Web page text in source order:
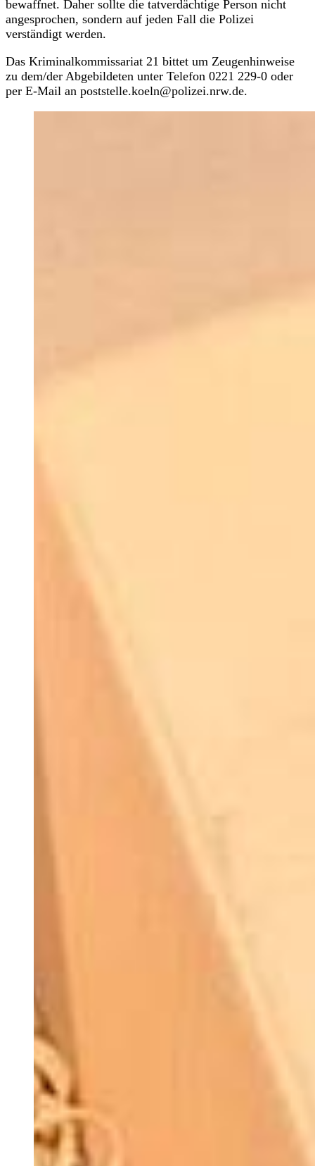
bewaffnet. Daher sollte die tatverdächtige Person nicht
angesprochen, sondern auf jeden Fall die Polizei
verständigt werden.
Das Kriminalkommissariat 21 bittet um Zeugenhinweise
zu dem/der Abgebildeten unter Telefon 0221 229-0 oder
per E-Mail an poststelle.koeln@polizei.nrw.de.